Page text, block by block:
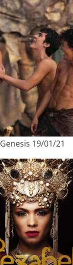
Genesis 19/01/21